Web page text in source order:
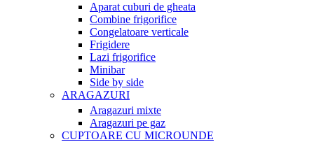
Aparat cuburi de gheata
Combine frigorifice
Congelatoare verticale
Frigidere
Lazi frigorifice
Minibar
Side by side
ARAGAZURI
Aragazuri mixte
Aragazuri pe gaz
CUPTOARE CU MICROUNDE